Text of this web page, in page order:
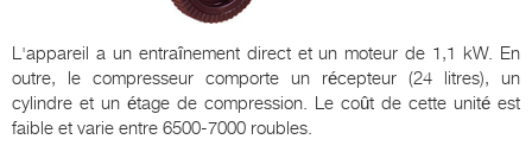
L'appareil a un entraînement direct et un moteur de 1,1 kW. En
outre, le compresseur comporte un récepteur (24 litres), un
cylindre et un étage de compression. Le coût de cette unité est
faible et varie entre 6500-7000 roubles.